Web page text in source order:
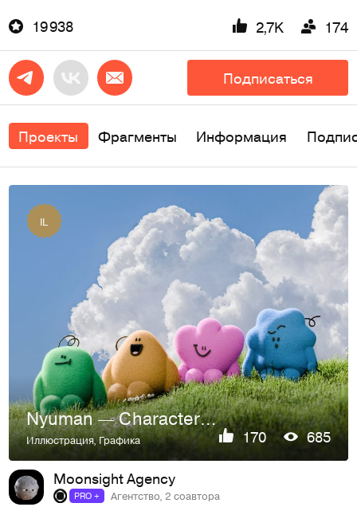
19 938
2,7K 174
Подписаться
Проекты Фрагменты Информация
IL
Nyuman — Character Design
Иллюстрация,Графика 170 685
Moonsight Agency
PRO + Агентство, 2 соавтора